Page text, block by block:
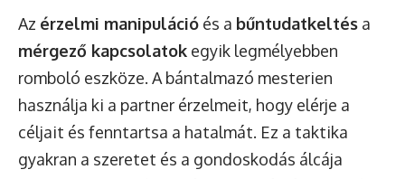
Az érzelmi manipuláció és a bűntudatkeltés a
mérgező kapcsolatok egyik legmélyebben
romboló eszköze. A bántalmazó mesterien
használja ki a partner érzelmeit, hogy elérje a
céljait és fenntartsa a hatalmát. Ez a taktika
gyakran a szeretet és a gondoskodás álcája